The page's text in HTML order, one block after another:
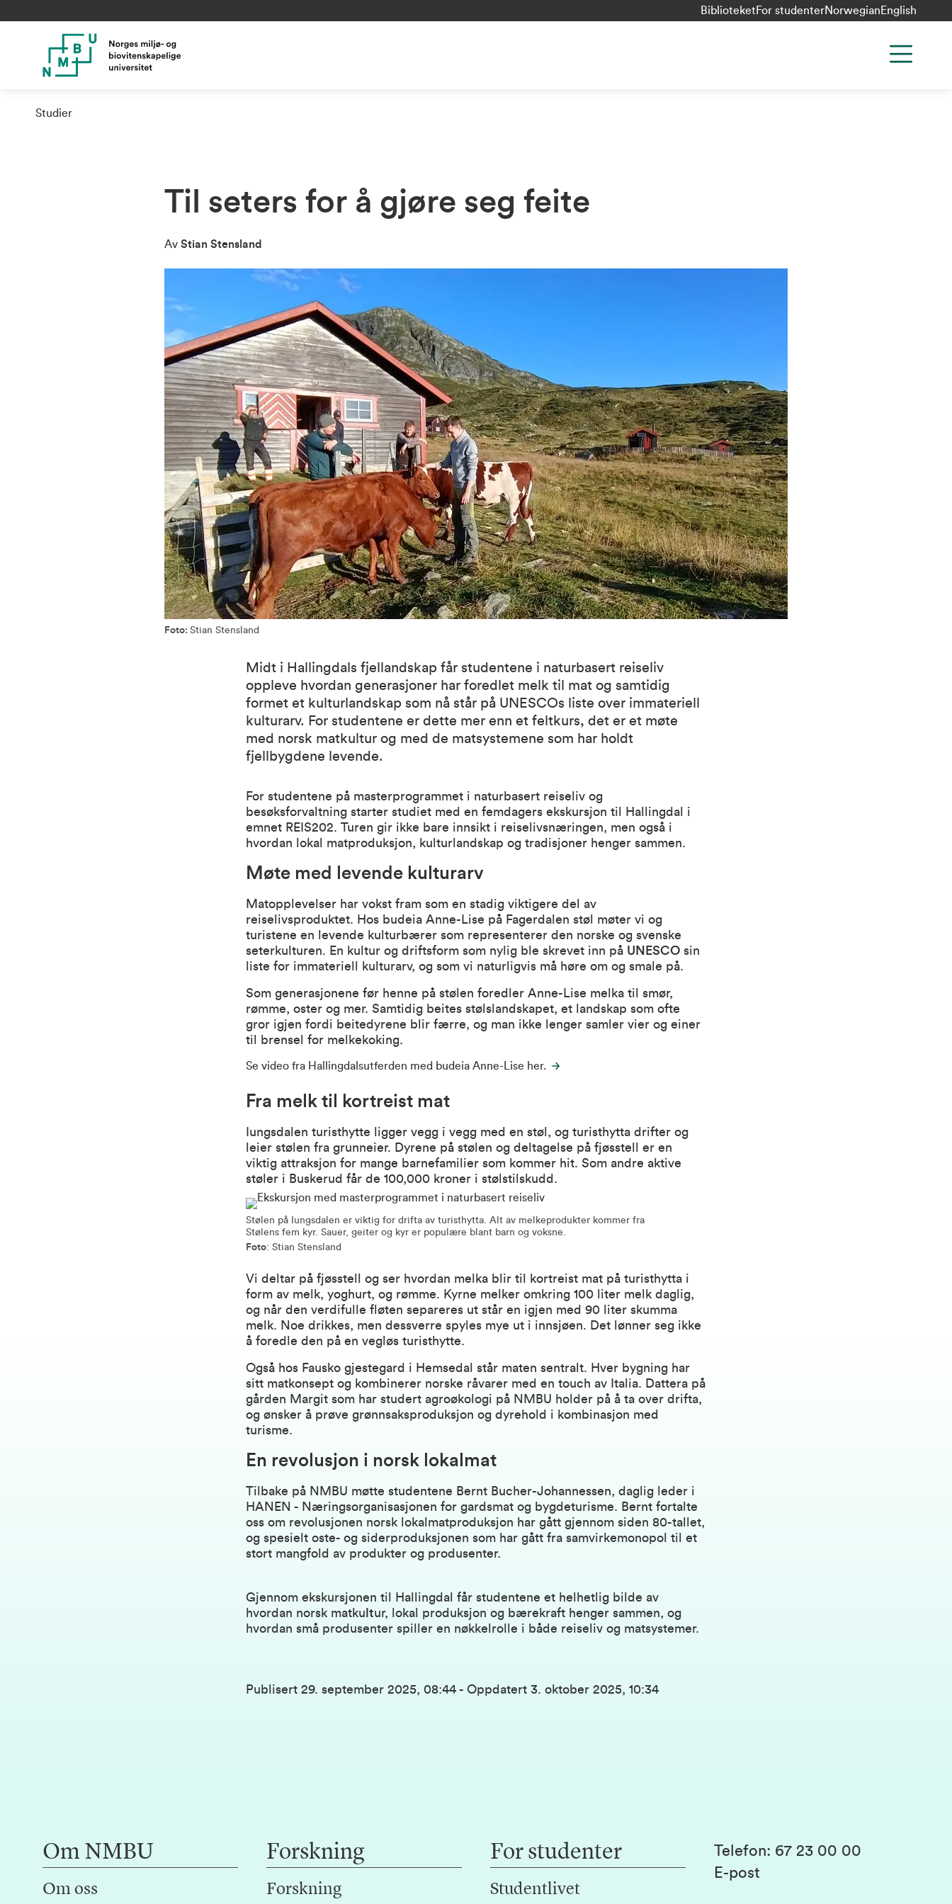
Biblioteket For studenterNorwegian English
Studier
Til seters for å gjøre seg feite
Av Stian Stensland
Foto: Stian Stensland
Midt i Hallingdals fjellandskap får studentene i naturbasert reiseliv
oppleve hvordan generasjoner har foredlet melk til mat og samtidig
formet et kulturlandskap som nå står på UNESCOs liste over immateriell
kulturarv. For studentene er dette mer enn et feltkurs, det er et møte
med norsk matkultur og med de matsystemene som har holdt
fjellbygdene levende.
For studentene på masterprogrammet i naturbasert reiseliv og
besøksforvaltning starter studiet med en femdagers ekskursjon til Hallingdal i
emnet REIS202. Turen gir ikke bare innsikt i reiselivsnæringen, men også i
hvordan lokal matproduksjon, kulturlandskap og tradisjoner henger sammen.
Møte med levende kulturarv
Matopplevelser har vokst fram som en stadig viktigere del av
reiselivsproduktet. Hos budeia Anne-Lise på Fagerdalen støl
møter vi og
turistene en levende kulturbærer som representerer den norske og svenske
seterkulturen. En kultur og driftsform som nylig ble skrevet inn på UNESCO sin
liste for immateriell kulturarv, og som vi naturligvis må høre om og smale på.
Som generasjonene før henne på stølen foredler Anne-Lise melka til smør,
rømme, oster og mer. Samtidig beites stølslandskapet, et landskap som ofte
gror igjen fordi beitedyrene blir færre, og man ikke lenger samler vier og einer
til brensel for melkekoking.
Se video fra Hallingdalsutferden med budeia Anne-Lise her.
Fra melk til kortreist mat
Iungsdalen turisthytte ligger vegg i vegg med en støl, og turisthytta drifter og
leier stølen fra grunneier. Dyrene på stølen og deltagelse på fjøsstell er en
viktig attraksjon for mange barnefamilier som kommer hit. Som andre aktive
støler i Buskerud får de 100,000 kroner i stølstilskudd.
Stølen på Iungsdalen er viktig for drifta av turisthytta. Alt av melkeprodukter kommer fra
Stølens fem kyr. Sauer, geiter og kyr er populære blant barn og voksne.
Foto: Stian Stensland
Vi deltar på fjøsstell og ser hvordan melka blir til kortreist mat på turisthytta i
form av melk, yoghurt, og rømme. Kyrne melker omkring 100 liter melk daglig,
og når den verdifulle fløten separeres ut står en igjen med 90 liter skumma
melk. Noe drikkes, men dessverre spyles mye ut i innsjøen. Det lønner seg ikke
å foredle den på en vegløs turisthytte.
Også hos Fausko gjestegard i Hemsedal står maten sentralt. Hver bygning har
sitt matkonsept og kombinerer norske råvarer med en touch av Italia. Dattera på
gården Margit som har studert agroøkologi på NMBU holder på å ta over drifta,
og ønsker å prøve grønnsaksproduksjon og dyrehold i kombinasjon med
turisme.
En revolusjon i norsk lokalmat
Tilbake på NMBU møtte studentene Bernt Bucher-Johannessen, daglig leder i
HANEN - Næringsorganisasjonen for gardsmat og bygdeturisme. Bernt fortalte
oss om revolusjonen norsk lokalmatproduksjon har gått gjennom siden 80-tallet,
og spesielt oste- og siderproduksjonen som har gått fra samvirkemonopol til et
stort mangfold av produkter og produsenter.
Gjennom ekskursjonen til Hallingdal får studentene et helhetlig bilde av
hvordan norsk matku ltur, lokal produksjon og bærekraft henger sammen, og
hvordan små produsenter spiller en nøkkelrolle i både reiseliv og matsystemer.
Publisert 29. september 2025, 08:44 - Oppdatert 3. oktober 2025, 10:34
Om NMBU
Om oss
Forskning
Forskning
For studenter
Studentlivet
Telefon: 67 23 00 00
E-post